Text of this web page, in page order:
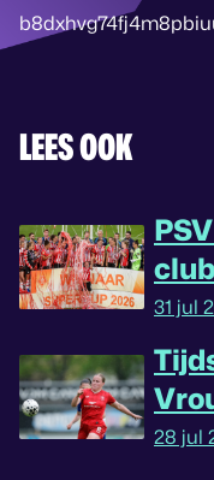
LEES OOK
31 jul
28 jul